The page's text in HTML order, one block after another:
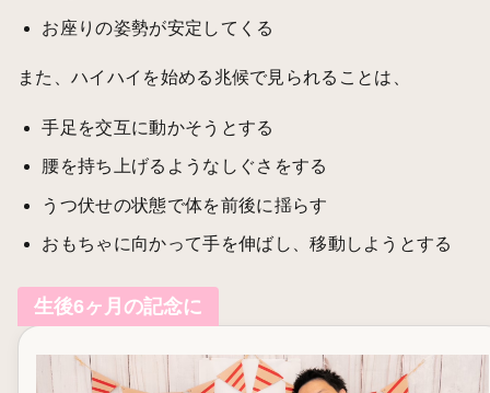
お座りの姿勢が安定してくる
また、ハイハイを始める兆候で見られることは、
手足を交互に動かそうとする
腰を持ち上げるようなしぐさをする
うつ伏せの状態で体を前後に揺らす
おもちゃに向かって手を伸ばし、移動しようとする
生後6ヶ月の記念に